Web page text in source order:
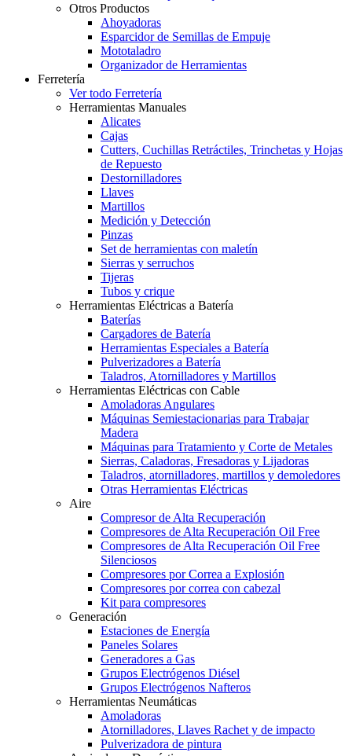
Otros Productos
Ahoyadoras
Esparcidor de Semillas de Empuje
Mototaladro
Organizador de Herramientas
Ferretería
Ver todo Ferretería
Herramientas Manuales
Alicates
Cajas
Cutters, Cuchillas Retráctiles, Trinchetas y Hojas
de Repuesto
Destornilladores
Llaves
Martillos
Medición y Detección
Pinzas
Set de herramientas con maletín
Sierras y serruchos
Tijeras
Tubos y crique
Herramientas Eléctricas a Batería
Baterías
Cargadores de Batería
Herramientas Especiales a Batería
Pulverizadores a Batería
Taladros, Atornilladores y Martillos
Herramientas Eléctricas con Cable
Amoladoras Angulares
Máquinas Semiestacionarias para Trabajar
Madera
Máquinas para Tratamiento y Corte de Metales
Sierras, Caladoras, Fresadoras y Lijadoras
Taladros, atornilladores, martillos y demoledores
Otras Herramientas Eléctricas
Aire
Compresor de Alta Recuperación
Compresores de Alta Recuperación Oil Free
Compresores de Alta Recuperación Oil Free
Silenciosos
Compresores por Correa a Explosión
Compresores por correa con cabezal
Kit para compresores
Generación
Estaciones de Energía
Paneles Solares
Generadores a Gas
Grupos Electrógenos Diésel
Grupos Electrógenos Nafteros
Herramientas Neumáticas
Amoladoras
Atornilladores, Llaves Rachet y de impacto
Pulverizadora de pintura